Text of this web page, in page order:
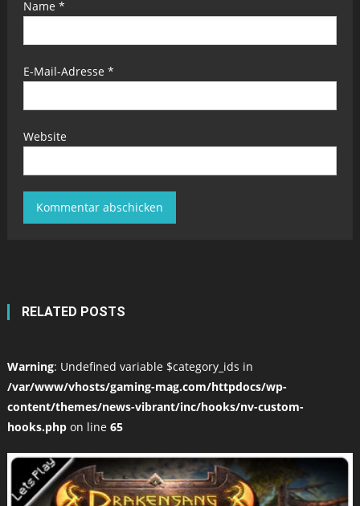
Name *
E-Mail-Adresse *
Website
RELATED POSTS
Warning: Undefined variable $category_ids in
/var/www/vhosts/gaming-mag.com/httpdocs/wp-
content/themes/news-vibrant/inc/hooks/nv-custom-
hooks.phpon line 65